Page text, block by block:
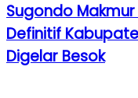
Sugondo
Definitif
Digelar Besok